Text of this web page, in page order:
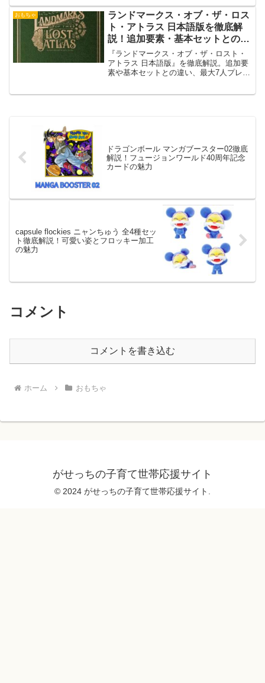
詳しく紹介。
おもちゃ
ランドマークス・オブ・ザ・ロス
ト・アトラス 日本語版を徹底解
説！追加要素・基本セットとの違
い・7人プレイまとめ
『ランドマークス・オブ・ザ・ロスト・
アトラス 日本語版』を徹底解説。追加要
素や基本セットとの違い、最大7人プレ
ドラゴンボール マンガブースター02徹底
解説！フュージョンワールド40周年記念
カードの魅力
capsule flockies ニャンちゅう 全4種セッ
ト徹底解説！可愛い姿とフロッキー加工
の魅力
コメント
コメントを書き込む
ホーム おもちゃ
がせっちの子育て世帯応援サイト
© 2024 がせっちの子育て世帯応援サイト.